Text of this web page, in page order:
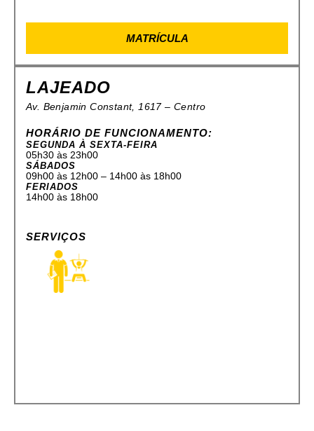
MATRÍCULA
LAJEADO
Av. Benjamin Constant, 1617 – Centro
HORÁRIO DE FUNCIONAMENTO:
SEGUNDA À SEXTA-FEIRA
05h30 às 23h00
SÁBADOS
09h00 às 12h00 – 14h00 às 18h00
FERIADOS
14h00 às 18h00
SERVIÇOS